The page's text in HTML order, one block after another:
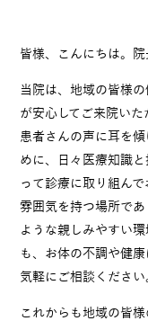
皆様、こんにちは。院
当院は、地域の皆様
が安心してご来院い
患者さんの声に耳を
めに、日々医療知識
って診療に取り組ん
雰囲気を持つ場所で
ような親しみやすい
も、お体の不調や健
気軽にご相談ください
これからも地域の皆